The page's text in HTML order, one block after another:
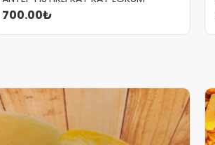
700.00₺